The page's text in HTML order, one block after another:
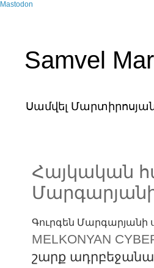
Mastodon
Samvel
Սամվել
Հայկական
Գուրգեն Մարգարյանի
MELKONYAN
շարք